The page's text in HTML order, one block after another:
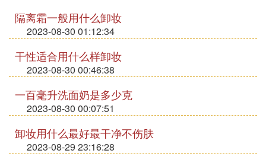
隔离霜一般用什么卸妆
2023-08-30 01:12:34
干性适合用什么样卸妆
2023-08-30 00:46:38
一百毫升洗面奶是多少克
2023-08-30 00:07:51
卸妆用什么最好最干净不伤肤
2023-08-29 23:16:28